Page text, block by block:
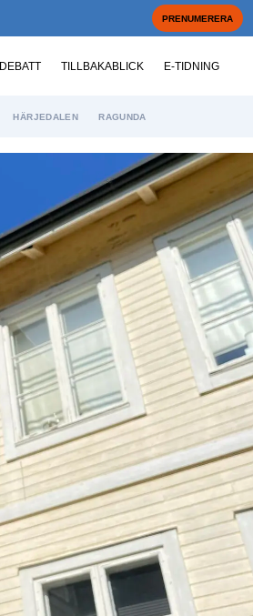
PRENUMERERA
DEBATT TILLBAKABLICK E-TIDNING
HÄRJEDALEN RAGUNDA